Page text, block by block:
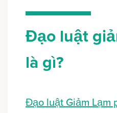
Đạo luật
là gì?
Đạo luật Giảm Lạm